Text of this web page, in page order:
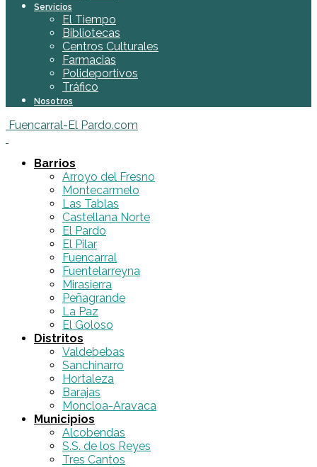
Servicios
El Tiempo
Bibliotecas
Centros Culturales
Farmacias
Polideportivos
Tráfico
Nosotros
Fuencarral-El Pardo.com
Barrios
Arroyo del Fresno
Montecarmelo
Las Tablas
Castellana Norte
El Pardo
El Pilar
Fuencarral
Fuentelarreyna
Mirasierra
Peñagrande
La Paz
El Goloso
Distritos
Valdebebas
Sanchinarro
Hortaleza
Barajas
Moncloa-Aravaca
Municipios
Alcobendas
S.S. de los Reyes
Tres Cantos